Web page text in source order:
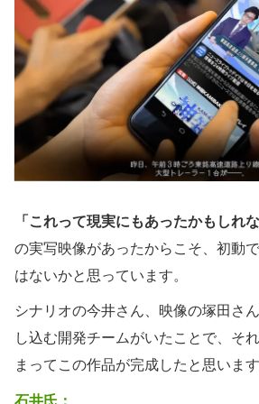
「これって現実にもあったかもしれ
の実写映像があったからこそ、初動
はないかと思っています。
シナリオの今井さん、映像の塚田さ
し込む開発チームがいたことで、そ
まってこの作品が完成したと思います